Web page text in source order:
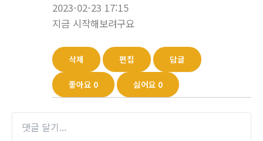
2023-02-23 17:15
지금 시작해보려구요
삭제 편집 답글
좋아요 0 싫어요 0